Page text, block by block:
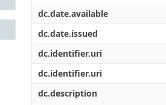
dc.date.available
dc.date.issued
dc.identifier.uri
dc.identifier.uri
dc.description